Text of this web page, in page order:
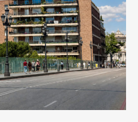
Catedral de la